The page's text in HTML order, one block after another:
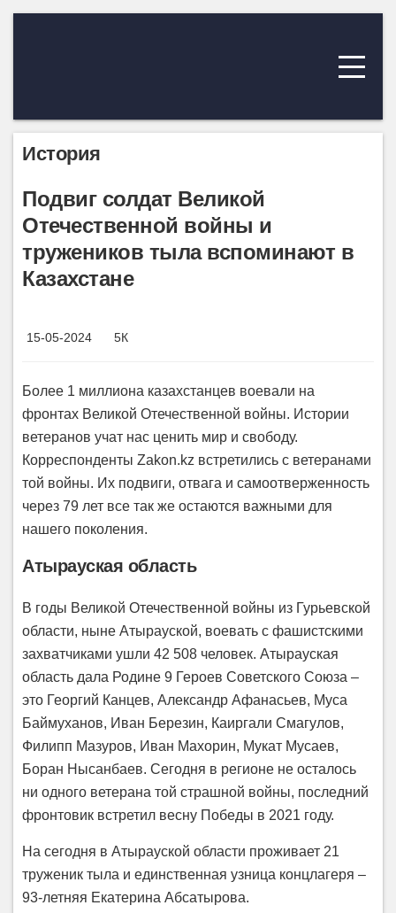
История
Подвиг солдат Великой
Отечественной войны и
тружеников тыла вспоминают в
Казахстане
15-05-2024 5К
Более 1 миллиона казахстанцев воевали на
фронтах Великой Отечественной войны. Истории
ветеранов учат нас ценить мир и свободу.
Корреспонденты Zakon.kz встретились с ветеранами
той войны. Их подвиги, отвага и самоотверженность
через 79 лет все так же остаются важными для
нашего поколения.
Атырауская область
В годы Великой Отечественной войны из Гурьевской
области, ныне Атырауской, воевать с фашистскими
захватчиками ушли 42 508 человек. Атырауская
область дала Родине 9 Героев Советского Союза –
это Георгий Канцев, Александр Афанасьев, Муса
Баймуханов, Иван Березин, Каиргали Смагулов,
Филипп Мазуров, Иван Махорин, Мукат Мусаев,
Боран Нысанбаев. Сегодня в регионе не осталось
ни одного ветерана той страшной войны, последний
фронтовик встретил весну Победы в 2021 году.
На сегодня в Атырауской области проживает 21
труженик тыла и единственная узница концлагеря –
93-летняя Екатерина Абсатырова.